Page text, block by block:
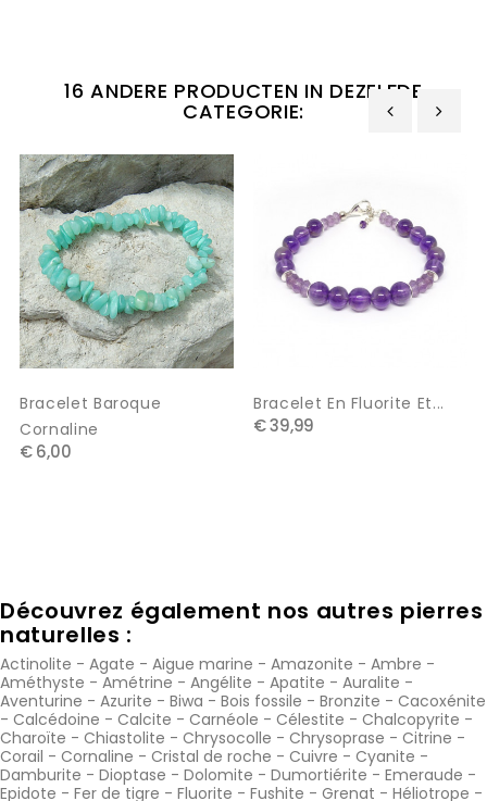
16 ANDERE PRODUCTEN IN DEZELFDE
CATEGORIE:
Bracelet Baroque
Cornaline
€ 6,00
Bracelet En Fluorite Et...
€ 39,99
Découvrez également nos autres pierres
naturelles :
Actinolite - Agate - Aigue marine - Amazonite - Ambre -
Améthyste - Amétrine - Angélite - Apatite - Auralite -
Aventurine - Azurite - Biwa - Bois fossile - Bronzite - Cacoxénite
- Calcédoine - Calcite - Carnéole - Célestite - Chalcopyrite -
Charoïte - Chiastolite - Chrysocolle - Chrysoprase - Citrine -
Corail - Cornaline - Cristal de roche - Cuivre - Cyanite -
Damburite - Dioptase - Dolomite - Dumortiérite - Emeraude -
Epidote - Fer de tigre - Fluorite - Fushite - Grenat - Héliotrope -